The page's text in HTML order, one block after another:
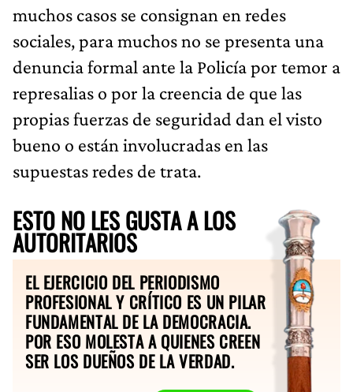
muchos casos se consignan en redes
sociales, para muchos no se presenta una
denuncia formal ante la Policía por temor a
represalias o por la creencia de que las
propias fuerzas de seguridad dan el visto
bueno o están involucradas en las
supuestas redes de trata.
ESTO NO LES GUSTA A LOS
AUTORITARIOS
EL EJERCICIO DEL PERIODISMO
PROFESIONAL Y CRÍTICO ES UN PILAR
FUNDAMENTAL DE LA DEMOCRACIA.
POR ESO MOLESTA A QUIENES CREEN
SER LOS DUEÑOS DE LA VERDAD.